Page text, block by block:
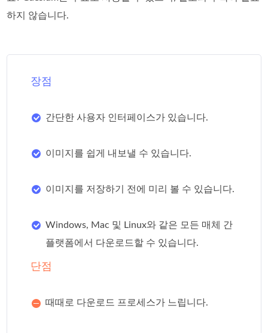
하지 않습니다.
장점
간단한 사용자 인터페이스가 있습니다.
이미지를 쉽게 내보낼 수 있습니다.
이미지를 저장하기 전에 미리 볼 수 있습니다.
Windows, Mac 및 Linux와 같은 모든 매체 간
플랫폼에서 다운로드할 수 있습니다.
단점
때때로 다운로드 프로세스가 느립니다.